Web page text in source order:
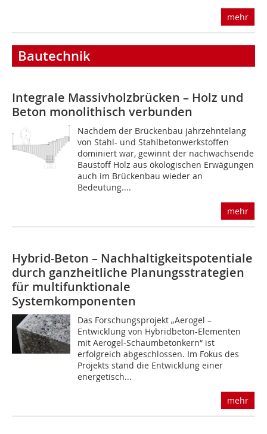
mehr
Bautechnik
Integrale Massivholzbrücken – Holz und
Beton monolithisch verbunden
Nachdem der Brückenbau jahrzehntelang
von Stahl- und Stahlbetonwerkstoffen
dominiert war, gewinnt der nachwachsende
Baustoff Holz aus ökologischen Erwägungen
auch im Brückenbau wieder an
Bedeutung....
mehr
Hybrid-Beton – Nachhaltigkeitspotentiale
­­durch ganzheitliche Planungsstrategien
für multifunktionale
Systemkomponenten
Das Forschungsprojekt „Aerogel –
Entwicklung von Hybridbeton-Elementen
mit Aerogel-Schaumbetonkern“ ist
erfolgreich abgeschlossen. Im Fokus des
Projekts stand die Entwicklung einer
energetisch...
mehr